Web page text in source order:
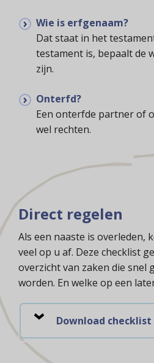
Wie is erfgenaam?
Dat staat in het
testament is, bepaalt de
zijn.
Onterfd?
Een onterfde partner of
wel rechten.
Direct regelen
Als een naaste is overleden,
veel op u af. Deze checklist
overzicht van zaken die snel
worden. En welke op een
Download checklist